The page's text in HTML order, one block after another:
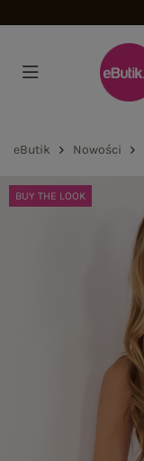
eButik Nowości
BUY THE LOOK